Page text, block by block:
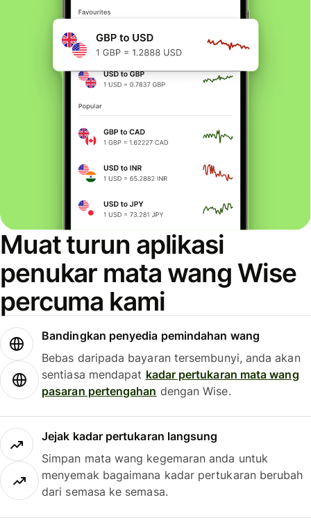
Muat turun aplikasi
penukar mata wang Wise
percuma kami
Bandingkan penyedia pemindahan wang
Bebas daripada bayaran tersembunyi, anda akan
sentiasa mendapat kadar pertukaran mata wang
pasaran pertengahan dengan Wise.
Jejak kadar pertukaran langsung
Simpan mata wang kegemaran anda untuk
menyemak bagaimana kadar pertukaran berubah
dari semasa ke semasa.